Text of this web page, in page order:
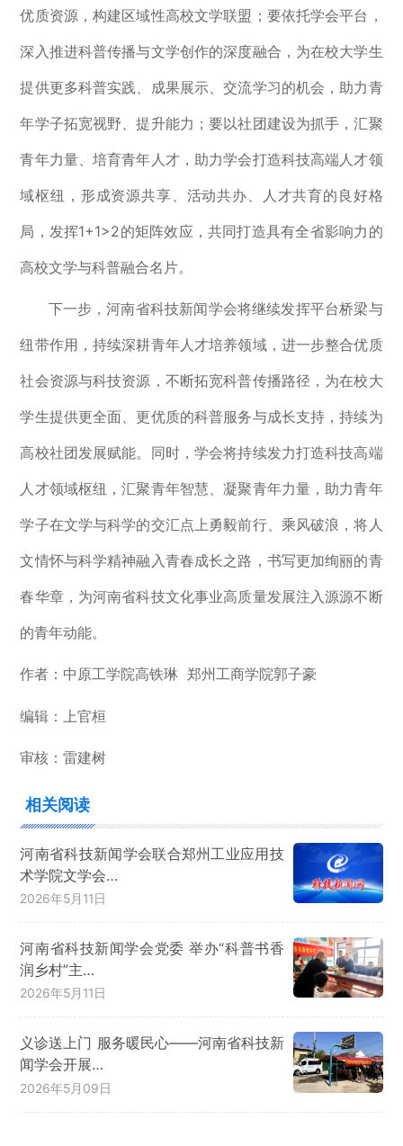
优质资源，构建区域性高校文学联盟；要依托学会平台，
深入推进科普传播与文学创作的深度融合，为在校大学生
提供更多科普实践、成果展示、交流学习的机会，助力青
年学子拓宽视野、提升能力；要以社团建设为抓手，汇聚
青年力量、培育青年人才，助力学会打造科技高端人才领
域枢纽，形成资源共享、活动共办、人才共育的良好格
局，发挥1+1>2的矩阵效应，共同打造具有全省影响力的
高校文学与科普融合名片。
下一步，河南省科技新闻学会将继续发挥平台桥梁与
纽带作用，持续深耕青年人才培养领域，进一步整合优质
社会资源与科技资源，不断拓宽科普传播路径，为在校大
学生提供更全面、更优质的科普服务与成长支持，持续为
高校社团发展赋能。同时，学会将持续发力打造科技高端
人才领域枢纽，汇聚青年智慧、凝聚青年力量，助力青年
学子在文学与科学的交汇点上勇毅前行、乘风破浪，将人
文情怀与科学精神融入青春成长之路，书写更加绚丽的青
春华章，为河南省科技文化事业高质量发展注入源源不断
的青年动能。
作者： 中原工学院高铁琳 郑州工商学院郭子豪
编辑：上官桓
审核：雷建树
相关阅读
河南省科技新闻学会联合郑州工业应用技
术学院文学会…
2026年5月11日
河南省科技新闻学会党委 举办“科普书香
润乡村”主…
2026年5月11日
义诊送上门 服务暖民心——河南省科技新
闻学会开展…
2026年5月09日